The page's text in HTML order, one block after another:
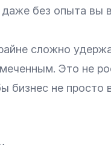
без опыта вы
сложно
Это не
бизнес не просто